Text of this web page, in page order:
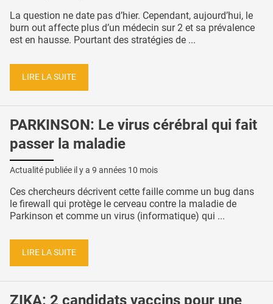
La question ne date pas d’hier. Cependant, aujourd’hui, le
burn out affecte plus d’un médecin sur 2 et sa prévalence
est en hausse. Pourtant des stratégies de ...
LIRE LA SUITE
PARKINSON: Le virus cérébral qui fait
passer la maladie
Actualité publiée il y a 9 années 10 mois
Ces chercheurs décrivent cette faille comme un bug dans
le firewall qui protège le cerveau contre la maladie de
Parkinson et comme un virus (informatique) qui ...
LIRE LA SUITE
ZIKA: 2 candidats vaccins pour une